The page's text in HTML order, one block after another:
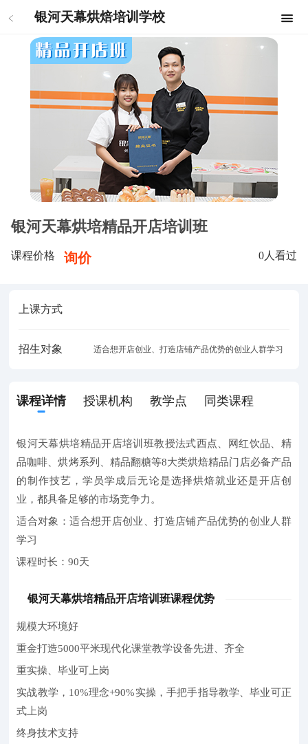
银河天幕烘焙培训学校
银河天幕烘培精品开店培训班
课程价格 询价 0 人看过
上课方式
招生对象 适合想开店创业、打造店铺产品优势的创业人群学习
课程详情 授课机构 教学点 同类课程
银河天幕烘培精品开店培训班教授法式西点、网红饮品、精
品咖啡、烘烤系列、精品翻糖等8大类烘焙精品门店必备产品
的制作技艺，学员学成后无论是选择烘焙就业还是开店创
业，都具备足够的市场竞争力。
适合对象：适合想开店创业、打造店铺产品优势的创业人群
学习
课程时长：90天
银河天幕烘培精品开店培训班课程优势
规模大环境好
重金打造5000平米现代化课堂教学设备先进、齐全
重实操、毕业可上岗
实战教学，10%理念+90%实操，手把手指导教学、毕业可正
式上岗
终身技术支持